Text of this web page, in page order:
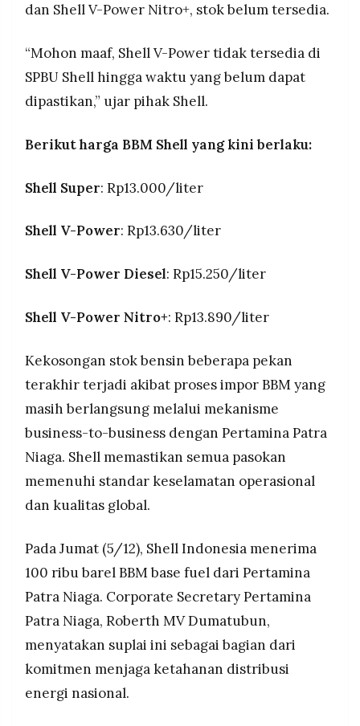
dan Shell V-Power Nitro+, stok belum tersedia.
“Mohon maaf, Shell V-Power tidak tersedia di
SPBU Shell hingga waktu yang belum dapat
dipastikan,” ujar pihak Shell.
Berikut harga BBM Shell yang kini berlaku:
Shell Super: Rp13.000/liter
Shell V-Power: Rp13.630/liter
Shell V-Power Diesel: Rp15.250/liter
Shell V-Power Nitro+: Rp13.890/liter
Kekosongan stok bensin beberapa pekan
terakhir terjadi akibat proses impor BBM yang
masih berlangsung melalui mekanisme
business-to-business dengan Pertamina Patra
Niaga. Shell memastikan semua pasokan
memenuhi standar keselamatan operasional
dan kualitas global.
Pada Jumat (5/12), Shell Indonesia menerima
100 ribu barel BBM base fuel dari Pertamina
Patra Niaga. Corporate Secretary Pertamina
Patra Niaga, Roberth MV Dumatubun,
menyatakan suplai ini sebagai bagian dari
komitmen menjaga ketahanan distribusi
energi nasional.